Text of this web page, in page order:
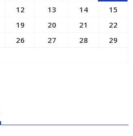
12 13 14
15
19 20 21
22
26 27 28
29